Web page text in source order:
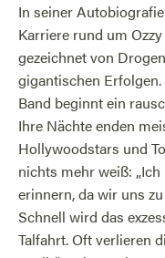
In seiner
Karriere rund um
gezeichnet von
gigantischen
Band beginnt ein
Ihre Nächte enden
Hollywoodstars und
nichts mehr weiß:
erinnern, da wir uns
Schnell wird das
Talfahrt. Oft verlieren